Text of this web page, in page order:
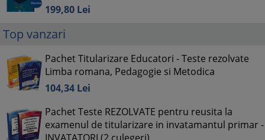
199,80 Lei
Top vanzari
Pachet Titularizare Educatori - Teste rezolvate
Limba romana, Pedagogie si Metodica
104,34 Lei
Pachet Teste REZOLVATE pentru reusita la
examenul de titularizare in invatamantul primar -